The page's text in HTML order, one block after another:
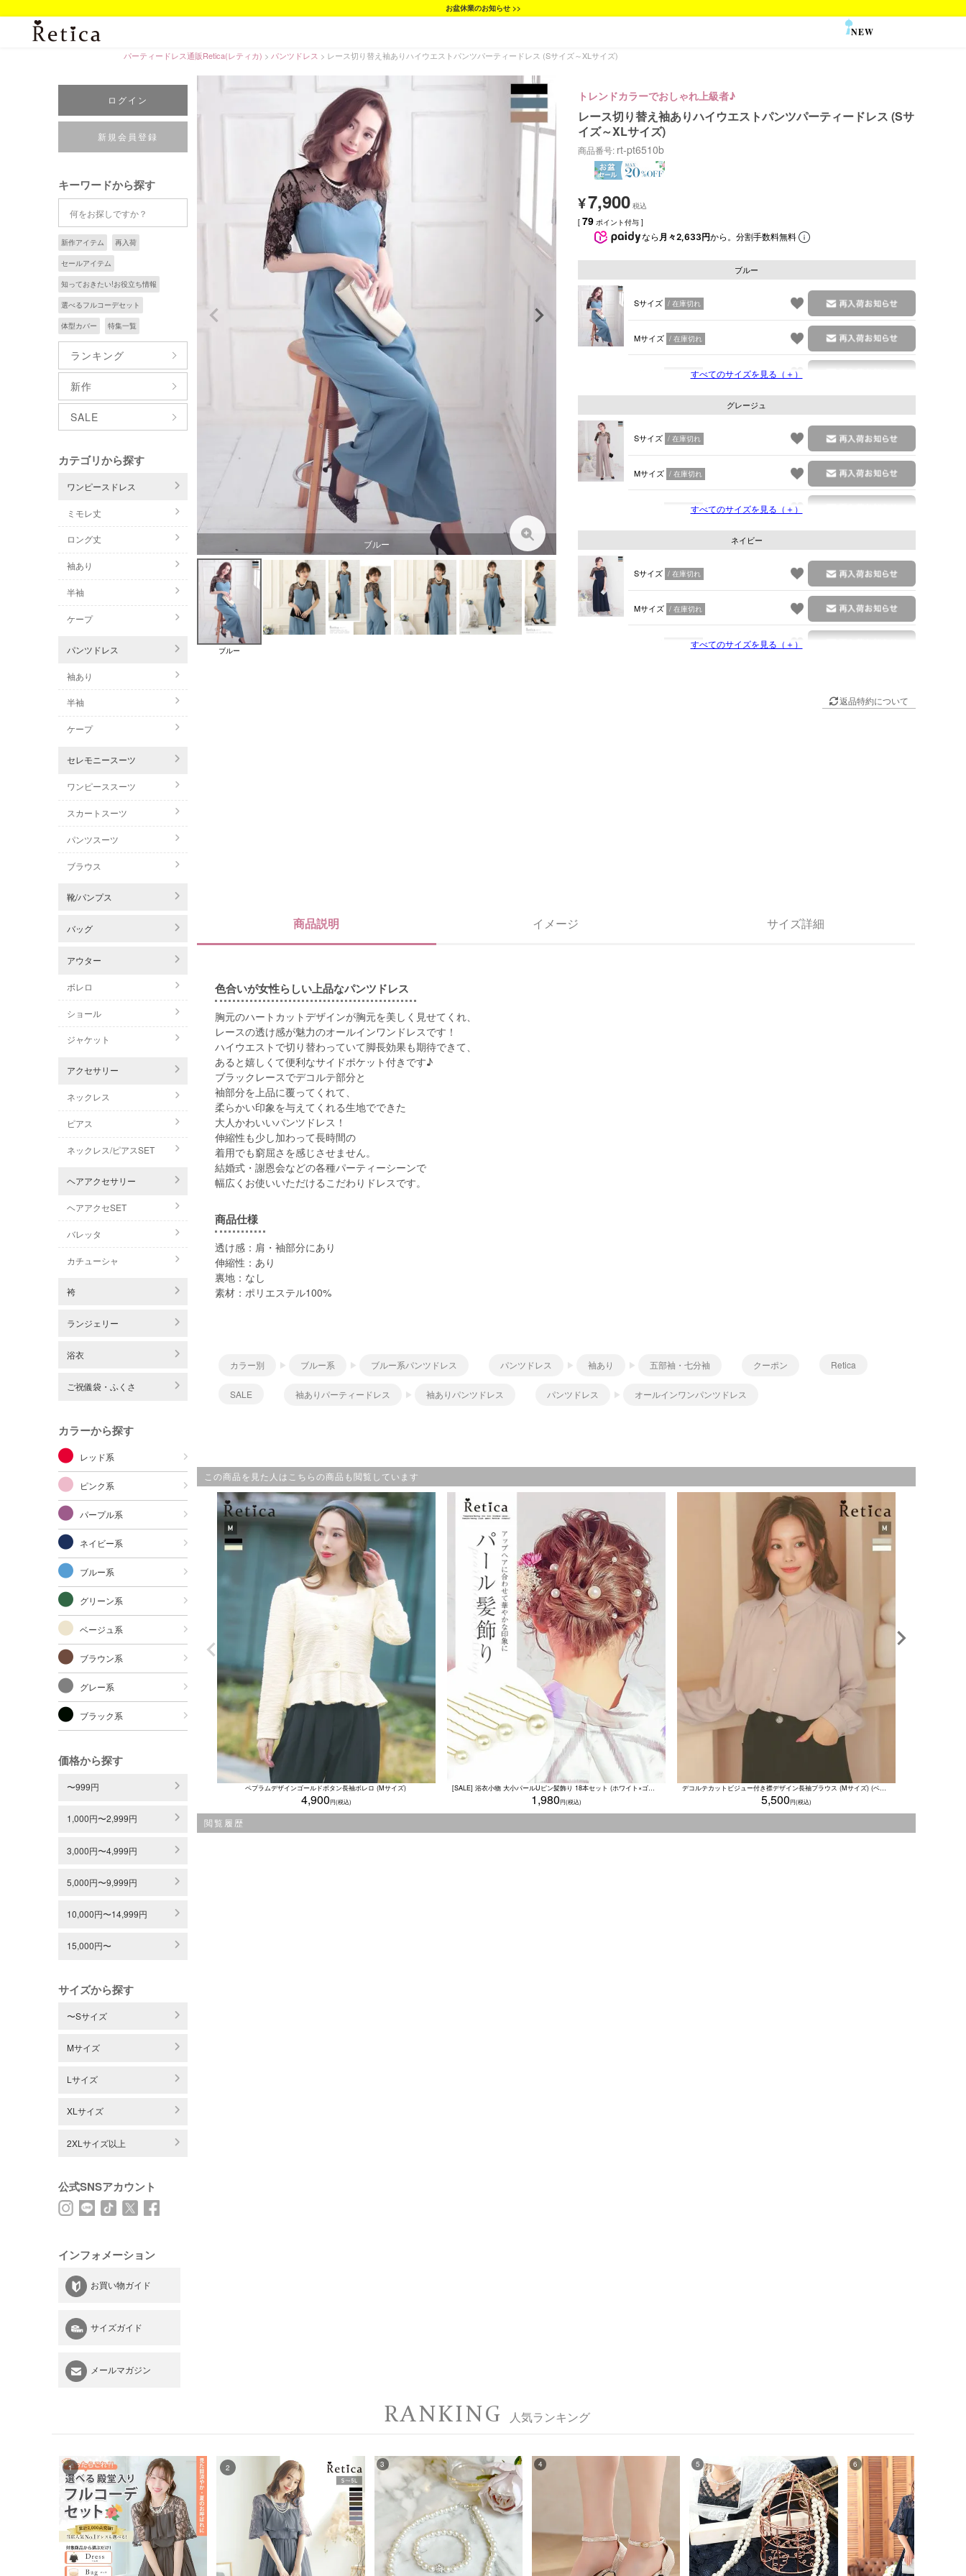
お盆休業のお知らせ >>
NEW
パーティードレス通販Retica(レティカ) パンツドレス レース切り替え袖ありハイウエストパンツパーティードレス (Sサイズ～XLサイズ)
ログイン
新規会員登録
キーワードから探す
新作アイテム 再入荷
セールアイテム
知っておきたい!お役立ち情報
選べるフルコーデセット
体型カバー 特集一覧
ランキング
新作
SALE
カテゴリから探す
ワンピースドレス
ミモレ丈
ロング丈
袖あり
半袖
ケープ
パンツドレス
袖あり
半袖
ケープ
セレモニースーツ
ワンピーススーツ
スカートスーツ
パンツスーツ
ブラウス
靴/パンプス
バッグ
アウター
ボレロ
ショール
ジャケット
アクセサリー
ネックレス
ピアス
ネックレス/ピアスSET
ヘアアクセサリー
ヘアアクセSET
バレッタ
カチューシャ
袴
ランジェリー
浴衣
ご祝儀袋・ふくさ
カラーから探す
レッド系
ピンク系
パープル系
ネイビー系
ブルー系
グリーン系
ベージュ系
ブラウン系
グレー系
ブラック系
価格から探す
〜999円
1,000円〜2,999円
3,000円〜4,999円
5,000円〜9,999円
10,000円〜14,999円
15,000円〜
サイズから探す
〜Sサイズ
Mサイズ
Lサイズ
XLサイズ
2XLサイズ以上
公式SNSアカウント
インフォメーション
お買い物ガイド
サイズガイド
メールマガジン
ブルー
ブルー
トレンドカラーでおしゃれ上級者♪
レース切り替え袖ありハイウエストパンツパーティードレス (Sサ
イズ～XLサイズ)
商品番号 rt-pt6510b
¥7,900
[ 79 ポイント付与 ]
なら 月々2,633円から。分割手数料無料
ブルー
Sサイズ 在庫切れ
Mサイズ 在庫切れ
在庫切れすべてのサイズを見る（＋）
グレージュ
Sサイズ 在庫切れ
Mサイズ 在庫切れ
在庫切れすべてのサイズを見る（＋）
ネイビー
Sサイズ 在庫切れ
Mサイズ 在庫切れ
在庫切れすべてのサイズを見る（＋）
返品特約について
商品説明 イメージ サイズ詳細
色合いが女性らしい上品なパンツドレス
胸元のハートカットデザインが胸元を美しく見せてくれ、
レースの透け感が魅力のオールインワンドレスです！
ハイウエストで切り替わっていて脚長効果も期待できて、
あると嬉しくて便利なサイドポケット付きです♪
ブラックレースでデコルテ部分と
袖部分を上品に覆ってくれて、
柔らかい印象を与えてくれる生地でできた
大人かわいいパンツドレス！
伸縮性も少し加わって長時間の
着用でも窮屈さを感じさせません。
結婚式・謝恩会などの各種パーティーシーンで
幅広くお使いいただけるこだわりドレスです。
商品仕様
透け感：肩・袖部分にあり
伸縮性：あり
裏地：なし
素材：ポリエステル100%
カラー別 ブルー系 ブルー系パンツドレス パンツドレス 袖あり 五部袖・七分袖 クーポン Retica
SALE 袖ありパーティードレス 袖ありパンツドレス パンツドレス オールインワンパンツドレス
この商品を見た人はこちらの商品も閲覧しています
ペプラムデザインゴールドボタン長袖ボレロ (Mサイズ)
4,900
[SALE] 浴衣小物 大小パールUピン髪飾り 18本セット (ホワイト×ゴールド)
1,980
デコルテカットビジュー付き襟デザイン長袖ブラウス (Mサイズ) (ベージュ/オフホワイト)
5,500
閲覧履歴
RANKING 人気ランキング